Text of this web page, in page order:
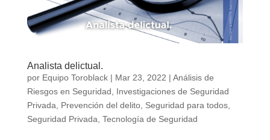
Analista delictual.
por Equipo Toroblack| Mar 23, 2022 | Análisis de
Riesgos en Seguridad, Investigaciones de Seguridad
Privada, Prevención del delito, Seguridad para todos,
Seguridad Privada, Tecnología de Seguridad